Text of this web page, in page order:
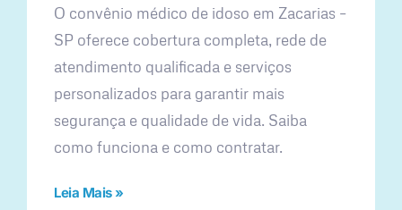
O convênio médico de idoso em Zacarias –
SP oferece cobertura completa, rede de
atendimento qualificada e serviços
personalizados para garantir mais
segurança e qualidade de vida. Saiba
como funciona e como contratar.
Leia Mais »